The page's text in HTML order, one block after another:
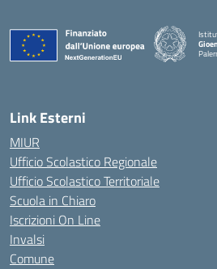
Link Esterni
MIUR
Ufficio Scolastico Regionale
Ufficio Scolastico Territoriale
Scuola in Chiaro
Iscrizioni On Line
Invalsi
Comune